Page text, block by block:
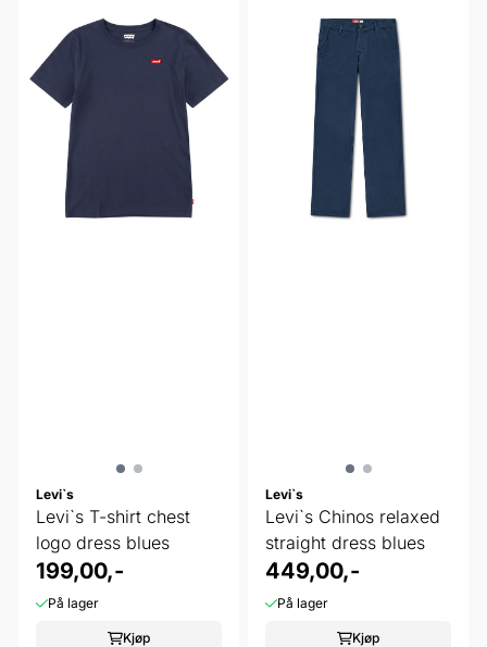
Levi`s
Levi`s T-shirt chest
logo dress blues
199,00,-
På lager
Kjøp
Levi`s
Levi`s Chinos relaxed
straight dress blues
449,00,-
På lager
Kjøp